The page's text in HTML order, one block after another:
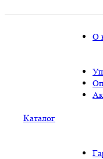
Каталог
О